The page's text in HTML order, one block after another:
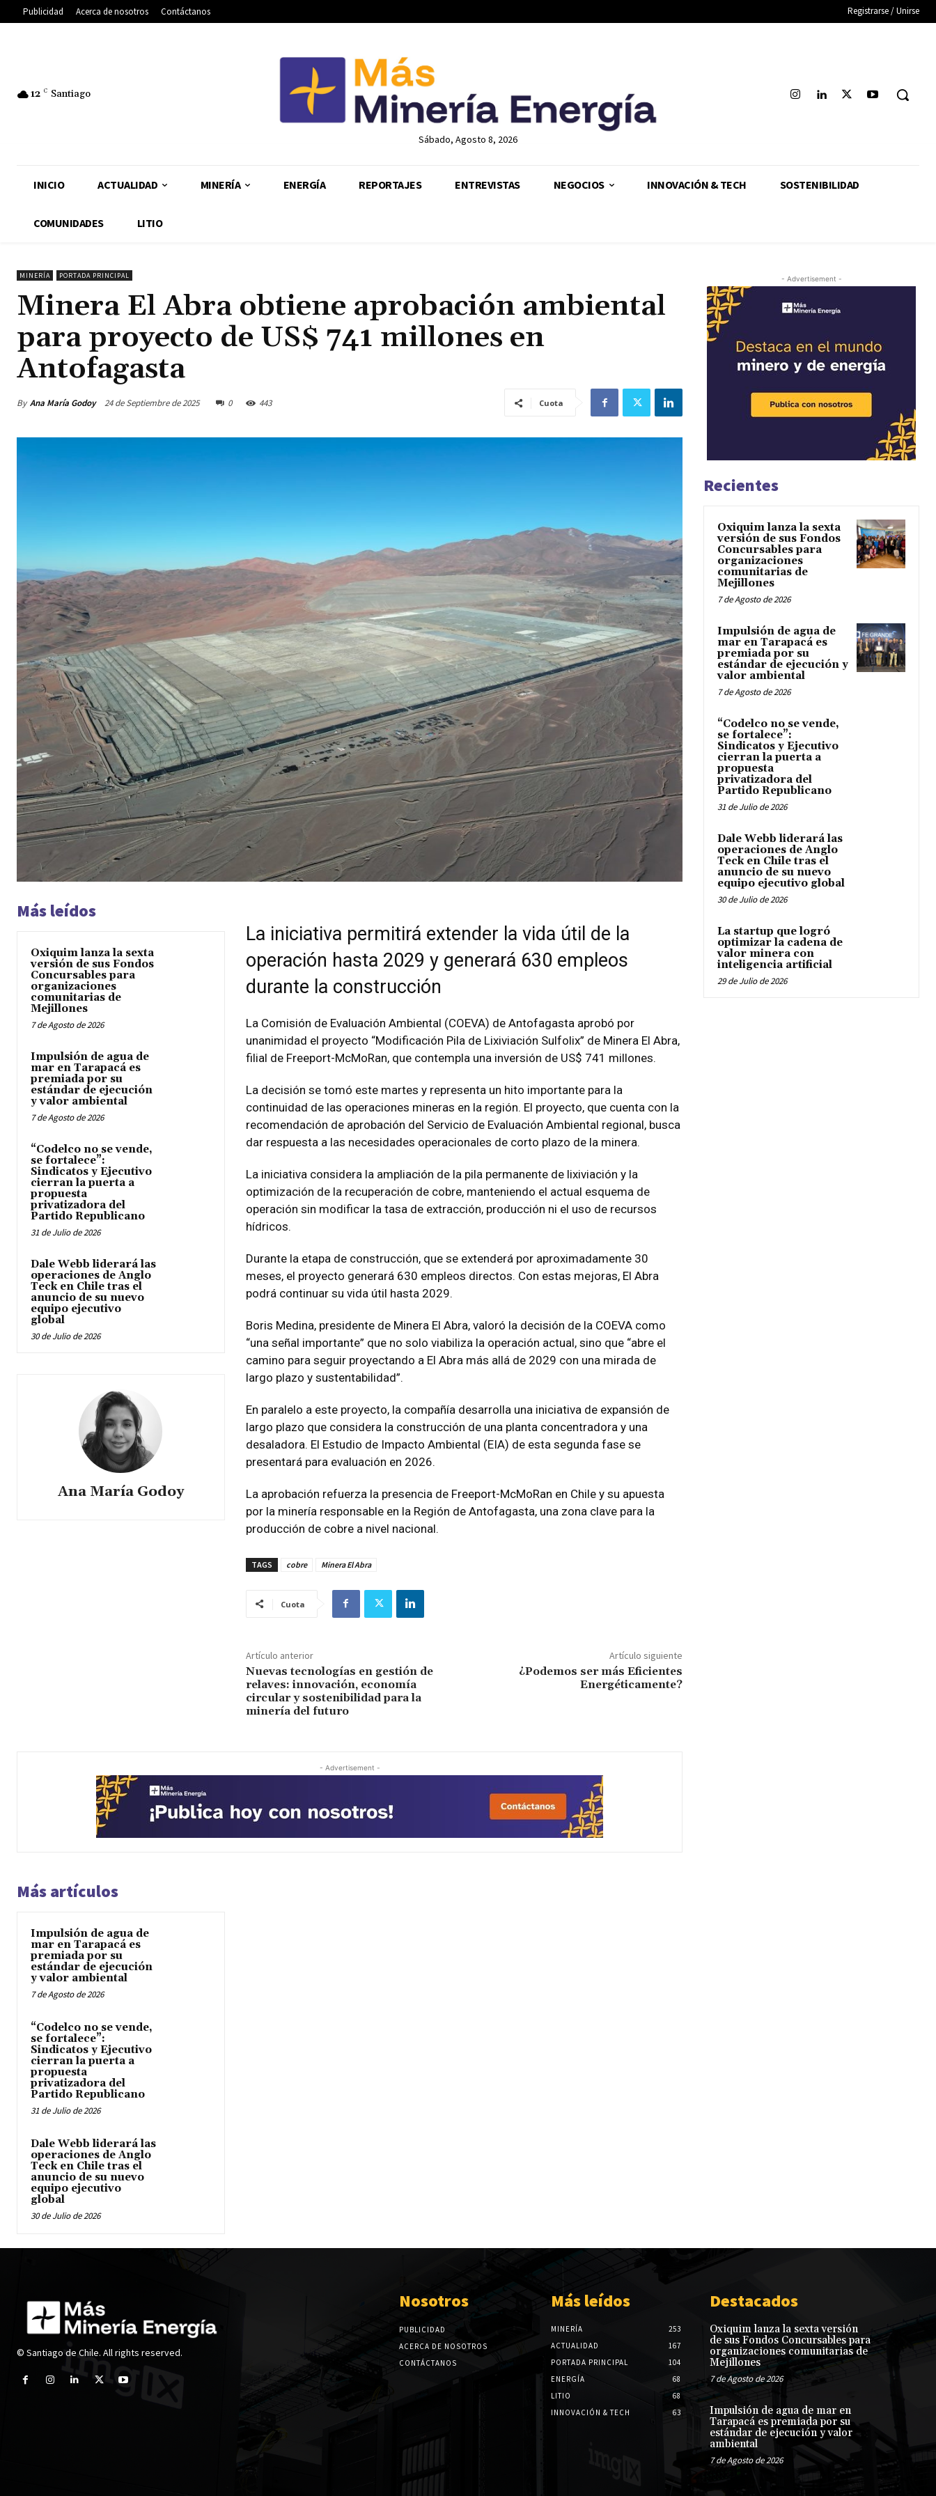
Publicidad Acerca de nosotros Contáctanos Registrarse / Unirse
12 C Santiago
Sábado, Agosto 8, 2026
INICIO ACTUALIDAD MINERÍA ENERGÍA REPORTAJES ENTREVISTAS NEGOCIOS INNOVACIÓN & TECH SOSTENIBILIDAD
COMUNIDADES LITIO
MINERÍA PORTADA PRINCIPAL
Minera El Abra obtiene aprobación ambiental
para proyecto de US$ 741 millones en
Antofagasta
By Ana María Godoy 24 de Septiembre de 2025 0 443 Cuota
Más leídos
Oxiquim lanza la sexta
versión de sus Fondos
Concursables para
organizaciones
comunitarias de
Mejillones
7 de Agosto de 2026
Impulsión de agua de
mar en Tarapacá es
premiada por su
estándar de ejecución
y valor ambiental
7 de Agosto de 2026
“Codelco no se vende,
se fortalece”:
Sindicatos y Ejecutivo
cierran la puerta a
propuesta
privatizadora del
Partido Republicano
31 de Julio de 2026
Dale Webb liderará las
operaciones de Anglo
Teck en Chile tras el
anuncio de su nuevo
equipo ejecutivo
global
30 de Julio de 2026
Ana María Godoy
La iniciativa permitirá extender la vida útil de la
operación hasta 2029 y generará 630 empleos
durante la construcción
La Comisión de Evaluación Ambiental (COEVA) de Antofagasta aprobó por
unanimidad el proyecto “Modificación Pila de Lixiviación Sulfolix” de Minera El Abra,
filial de Freeport-McMoRan, que contempla una inversión de US$ 741 millones.
La decisión se tomó este martes y representa un hito importante para la
continuidad de las operaciones mineras en la región. El proyecto, que cuenta con la
recomendación de aprobación del Servicio de Evaluación Ambiental regional, busca
dar respuesta a las necesidades operacionales de corto plazo de la minera.
La iniciativa considera la ampliación de la pila permanente de lixiviación y la
optimización de la recuperación de cobre, manteniendo el actual esquema de
operación sin modificar la tasa de extracción, producción ni el uso de recursos
hídricos.
Durante la etapa de construcción, que se extenderá por aproximadamente 30
meses, el proyecto generará 630 empleos directos. Con estas mejoras, El Abra
podrá continuar su vida útil hasta 2029.
Boris Medina, presidente de Minera El Abra, valoró la decisión de la COEVA como
“una señal importante” que no solo viabiliza la operación actual, sino que “abre el
camino para seguir proyectando a El Abra más allá de 2029 con una mirada de
largo plazo y sustentabilidad”.
En paralelo a este proyecto, la compañía desarrolla una iniciativa de expansión de
largo plazo que considera la construcción de una planta concentradora y una
desaladora. El Estudio de Impacto Ambiental (EIA) de esta segunda fase se
presentará para evaluación en 2026.
La aprobación refuerza la presencia de Freeport-McMoRan en Chile y su apuesta
por la minería responsable en la Región de Antofagasta, una zona clave para la
producción de cobre a nivel nacional.
TAGS cobre Minera El Abra
Cuota
Artículo anterior
Nuevas tecnologías en gestión de
relaves: innovación, economía
circular y sostenibilidad para la
minería del futuro
Artículo siguiente
¿Podemos ser más Eficientes
Energéticamente?
- Advertisement -
Más artículos
Impulsión de agua de
mar en Tarapacá es
premiada por su
estándar de ejecución
y valor ambiental
7 de Agosto de 2026
“Codelco no se vende,
se fortalece”:
Sindicatos y Ejecutivo
cierran la puerta a
propuesta
privatizadora del
Partido Republicano
31 de Julio de 2026
Dale Webb liderará las
operaciones de Anglo
Teck en Chile tras el
anuncio de su nuevo
equipo ejecutivo
global
30 de Julio de 2026
- Advertisement -
Recientes
Oxiquim lanza la sexta
versión de sus Fondos
Concursables para
organizaciones
comunitarias de
Mejillones
7 de Agosto de 2026
Impulsión de agua de
mar en Tarapacá es
premiada por su
estándar de ejecución y
valor ambiental
7 de Agosto de 2026
“Codelco no se vende,
se fortalece”:
Sindicatos y Ejecutivo
cierran la puerta a
propuesta
privatizadora del
Partido Republicano
31 de Julio de 2026
Dale Webb liderará las
operaciones de Anglo
Teck en Chile tras el
anuncio de su nuevo
equipo ejecutivo global
30 de Julio de 2026
La startup que logró
optimizar la cadena de
valor minera con
inteligencia artificial
29 de Julio de 2026
© Santiago de Chile. All rights reserved.
Nosotros
PUBLICIDAD
ACERCA DE NOSOTROS
CONTÁCTANOS
Más leídos
MINERÍA
253
ACTUALIDAD
167
PORTADA PRINCIPAL
104
ENERGÍA
68
LITIO
68
INNOVACIÓN & TECH
63
Destacados
Oxiquim lanza la sexta versión
de sus Fondos Concursables para
organizaciones comunitarias de
Mejillones
7 de Agosto de 2026
Impulsión de agua de mar en
Tarapacá es premiada por su
estándar de ejecución y valor
ambiental
7 de Agosto de 2026